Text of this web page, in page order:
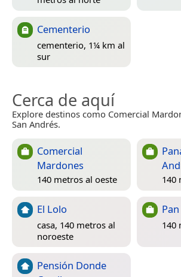
Cementerio
cementerio, 1¼ km al
sur
Cerca de aquí
Explore destinos como Comercial
San Andrés.
Comercial
Mardones
140 metros al oeste 140
El Lolo
casa, 140 metros al
noroeste
Pan
140
Pensión Donde